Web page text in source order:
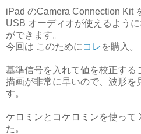
iPad のCamera Connection Kit
USB オーディオが使えるよう
ができます。
今回は このために コレ を購入。
基準信号を入れて値を校正する
描画が非常に早いので、波形を
す。
ケロミンとコケロミンを使って
た。